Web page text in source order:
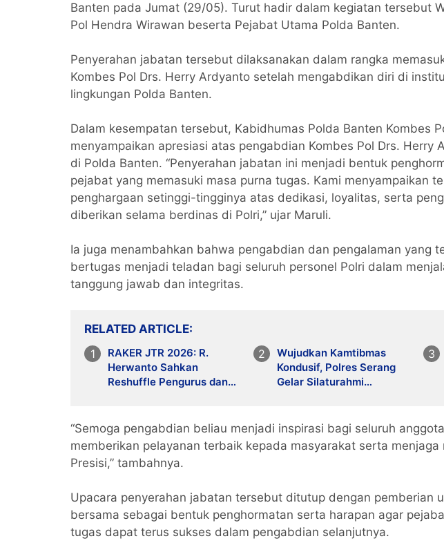
Banten pada Jumat (29/05). Turut hadir dalam kegiatan tersebut
Pol Hendra Wirawan beserta Pejabat Utama Polda Banten.
Penyerahan jabatan tersebut dilaksanakan dalam rangka
Kombes Pol Drs. Herry Ardyanto setelah mengabdikan diri di
lingkungan Polda Banten.
Dalam kesempatan tersebut, Kabidhumas Polda Banten Kombes
menyampaikan apresiasi atas pengabdian Kombes Pol Drs. Herry
di Polda Banten. “Penyerahan jabatan ini menjadi bentuk
pejabat yang memasuki masa purna tugas. Kami menyampaikan
penghargaan setinggi-tingginya atas dedikasi, loyalitas, serta
diberikan selama berdinas di Polri,” ujar Maruli.
Ia juga menambahkan bahwa pengabdian dan pengalaman yang
bertugas menjadi teladan bagi seluruh personel Polri dalam
tanggung jawab dan integritas.
RELATED ARTICLE
RAKER JTR 2026: R.
Herwanto Sahkan
Reshuffle Pengurus dan
Wujudkan Kamtibmas
Kondusif, Polres Serang
Gelar Silaturahmi
“Semoga pengabdian beliau menjadi inspirasi bagi seluruh
memberikan pelayanan terbaik kepada masyarakat serta
Presisi,” tambahnya.
Upacara penyerahan jabatan tersebut ditutup dengan pemberian
bersama sebagai bentuk penghormatan serta harapan agar
tugas dapat terus sukses dalam pengabdian selanjutnya.